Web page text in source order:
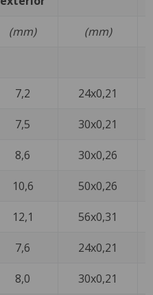
(mm) (mm)
7,2 24x0,21
7,5 30x0,21
8,6 30x0,26
10,6 50x0,26
12,1 56x0,31
7,6 24x0,21
8,0 30x0,21